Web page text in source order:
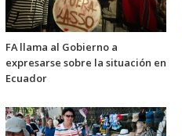
FA llama al Gobierno a
expresarse sobre la situación en
Ecuador